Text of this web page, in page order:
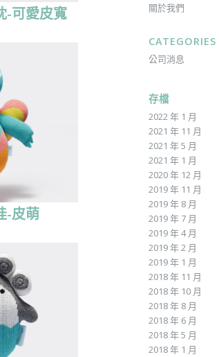
-可愛皮寬
-皮萌
關於我們
CATEGORIES
公司消息
存檔
2022 年 1 月
2021 年 11 月
2021 年 5 月
2021 年 1 月
2020 年 12 月
2019 年 11 月
2019 年 8 月
2019 年 7 月
2019 年 4 月
2019 年 2 月
2019 年 1 月
2018 年 11 月
2018 年 10 月
2018 年 8 月
2018 年 6 月
2018 年 5 月
2018 年 1 月